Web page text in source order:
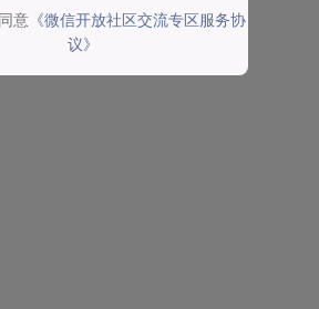
意 《微信开放社区交流专区服务协
议》